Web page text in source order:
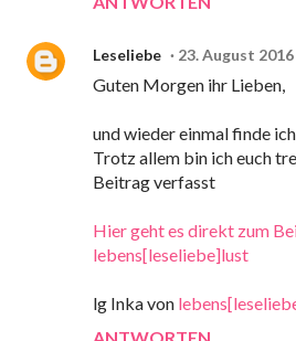
Leseliebe 23. August
Guten Morgen ihr Lieben,
und wieder einmal finde
Trotz allem bin ich euch
Beitrag verfasst
Hier geht es direkt zum
lebens[leseliebe]lust
lg Inka von